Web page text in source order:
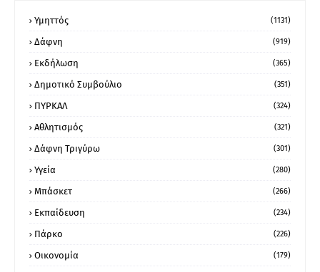
Υμηττός (1131)
Δάφνη (919)
Εκδήλωση (365)
Δημοτικό Συμβούλιο (351)
ΠΥΡΚΑΛ (324)
Αθλητισμός (321)
Δάφνη Τριγύρω (301)
Υγεία (280)
Μπάσκετ (266)
Εκπαίδευση (234)
Πάρκο (226)
Οικονομία (179)